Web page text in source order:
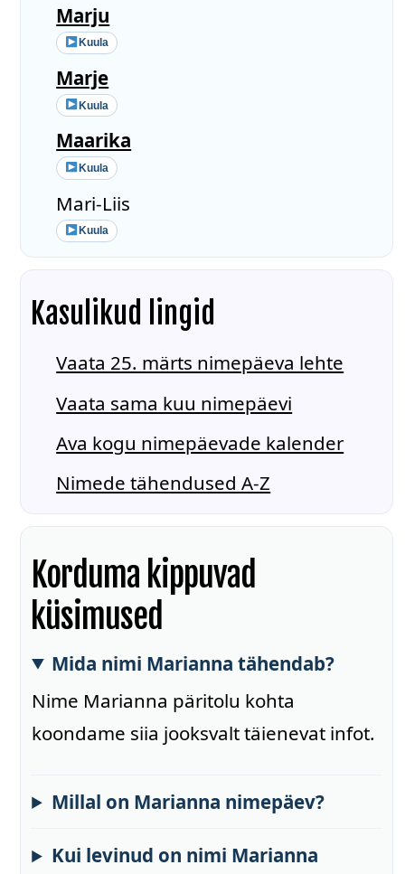
Marju
Kuula
Marje
Kuula
Maarika
Kuula
Mari-Liis
Kuula
Kasulikud lingid
Vaata 25. märts nimepäeva lehte
Vaata sama kuu nimepäevi
Ava kogu nimepäevade kalender
Nimede tähendused A-Z
Korduma kippuvad
küsimused
Mida nimi Marianna tähendab?
Nime Marianna päritolu kohta
koondame siia jooksvalt täienevat infot.
Millal on Marianna nimepäev?
Kui levinud on nimi Marianna